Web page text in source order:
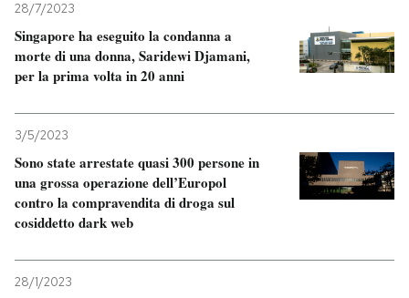
28/7/2023
Singapore ha eseguito la condanna a
morte di una donna, Saridewi Djamani,
per la prima volta in 20 anni
3/5/2023
Sono state arrestate quasi 300 persone in
una grossa operazione dell’Europol
contro la compravendita di droga sul
cosiddetto dark web
28/1/2023